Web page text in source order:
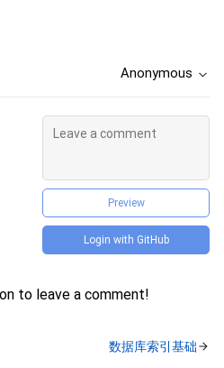
Anonymous
Preview
Login with GitHub
to leave a comment!
数据库索引基础